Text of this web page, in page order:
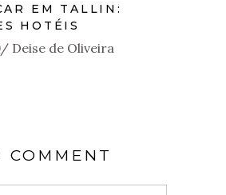
EM TALLIN:
HOTÉIS
Deise de Oliveira
COMMENT